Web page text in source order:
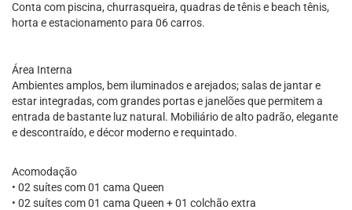
Conta com piscina, churrasqueira, quadras de tênis e beach tênis,
horta e estacionamento para 06 carros.
Área Interna
Ambientes amplos, bem iluminados e arejados; salas de jantar e
estar integradas, com grandes portas e janelões que permitem a
entrada de bastante luz natural. Mobiliário de alto padrão, elegante
e descontraído, e décor moderno e requintado.
Acomodação
• 02 suítes com 01 cama Queen
• 02 suítes com 01 cama Queen + 01 colchão extra